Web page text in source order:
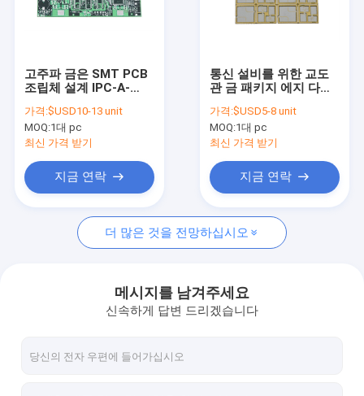
인용문을 요구하세요
EMS 인쇄 회로 판 어셈블리
단기거래 인쇄 회로 판 어셈블리
교도관 인쇄 회로 판 어셈블리
2 층 PCB (폴리염화비페닐)
고주파 금은 SMT PCB
조립체 설계 IPC-A-
리했습니다
가격:$USD10-13 unit
MOQ:1대 pc
최신 가격 받기
지금 연락
통신 설비를 위한 교도
관 금 패키지 에지 다층
가격:$USD5-8 unit
MOQ:1대 pc
최신 가격 받기
지금 연락
더 많은 것을 전망하십시오
메시지를 남겨주세요
신속하게 답변 드리겠습니다